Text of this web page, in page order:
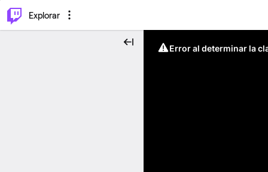
Explorar
Error al determinar la